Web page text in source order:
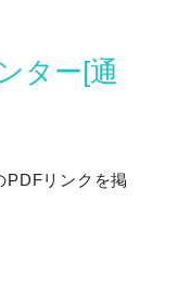
ター[通
PDFリンクを掲